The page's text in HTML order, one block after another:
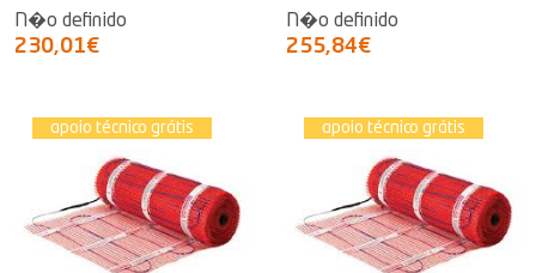
N�o definido
230,01€
N�o definido
255,84€
apoio técnico grátis apoio técnico grátis